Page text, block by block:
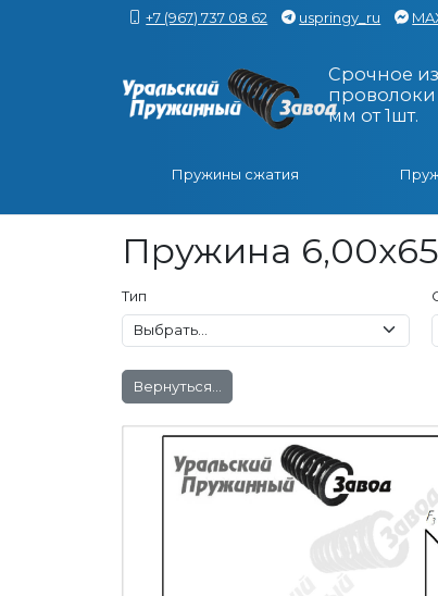
+7 (967) 737 08 62 uspringy_ru
Срочное
мм от 1шт.
Пружины сжатия
Пружина
Тип
Вернуться...